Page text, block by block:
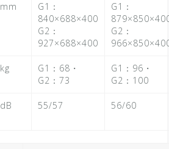
mm
G1：
840×688×400
G2：
927×688×400
G1：
G2：
kg
G1：68・
G2：73
G1：96・
G2：100
dB 55/57 56/60